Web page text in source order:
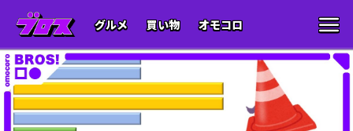
グルメ 買い物 オモコロ